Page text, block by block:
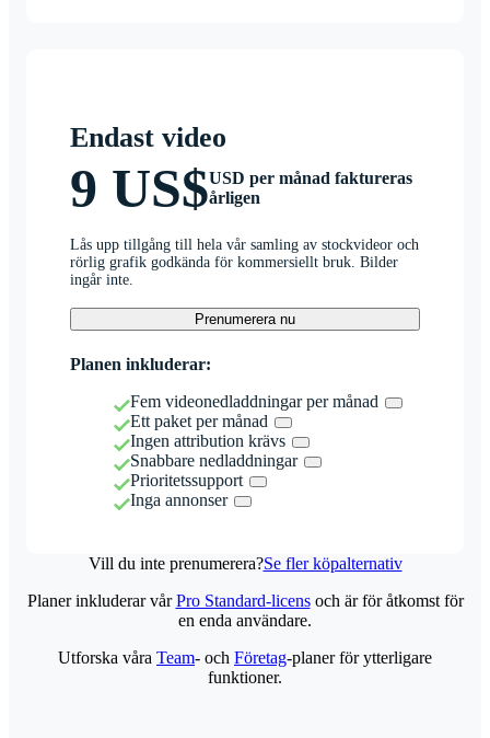
Endast video
9 US$USD per månad faktureras
årligen
Lås upp tillgång till hela vår samling av stockvideor och
rörlig grafik godkända för kommersiellt bruk. Bilder
ingår inte.
Prenumerera nu
Planen inkluderar:
Fem videonedladdningar per månad
Ett paket per månad
Ingen attribution krävs
Snabbare nedladdningar
Prioritetssupport
Inga annonser
Vill du inte prenumerera?Se fler köpalternativ
Planer inkluderar vårPro Standard-licensoch är för åtkomst för
en enda användare.
Utforska våra Team- och Företag-planer för ytterligare
funktioner.